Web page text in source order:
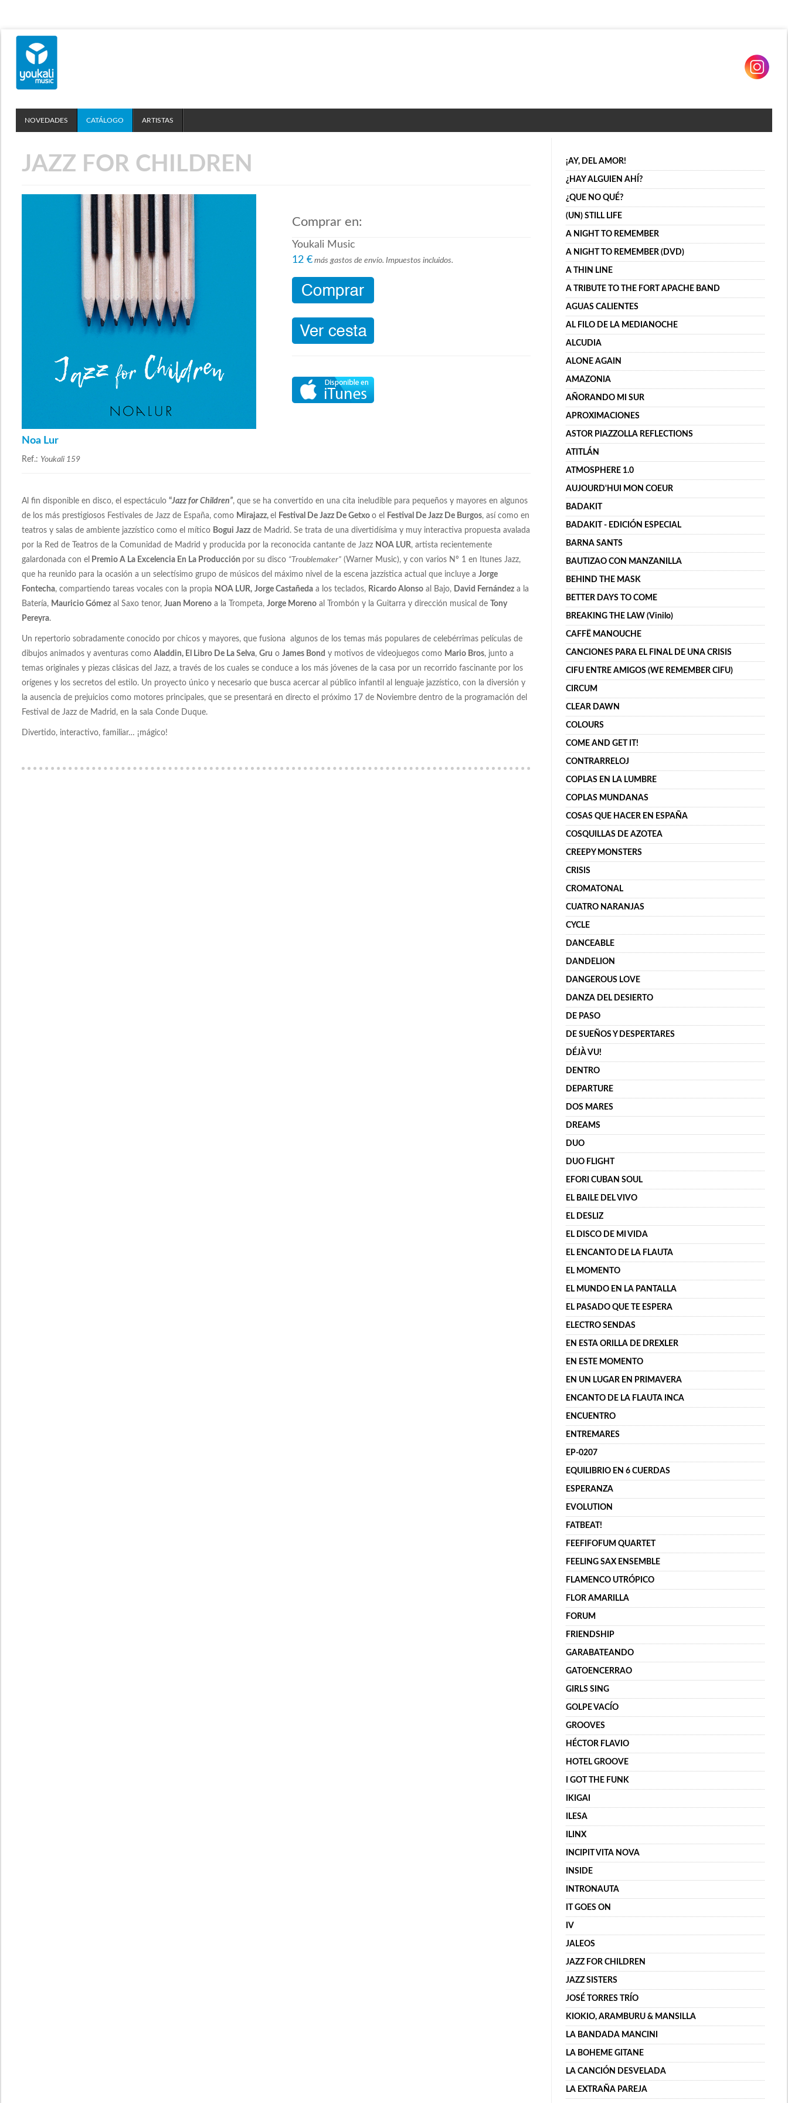
NOVEDADES CATÁLOGO ARTISTAS
JAZZ FOR CHILDREN
Noa Lur
Ref.: Youkali 159
Comprar en:
Youkali Music
12 € más gastos de envío. Impuestos incluidos.
Al fin disponible en disco, el espectáculo “Jazz for Children”, que se ha convertido en una cita ineludible para pequeños y mayores en algunos
de los más prestigiosos Festivales de Jazz de España, como Mirajazz, el Festival De Jazz De Getxo o el Festival De Jazz De Burgos, así como en
teatros y salas de ambiente jazzístico como el mítico Bogui Jazz de Madrid. Se trata de una divertidísima y muy interactiva propuesta avalada
por la Red de Teatros de la Comunidad de Madrid y producida por la reconocida cantante de Jazz NOA LUR, artista recientemente
galardonada con el
Premio A La Excelencia En La Producción por su disco “Troublemaker” (Warner Music), y con varios Nº 1 en Itunes Jazz,
que ha reunido para la ocasión a un selectísimo grupo de músicos del máximo nivel de la escena jazzística actual que incluye a Jorge
Fontecha, compartiendo tareas vocales con la propia NOA LUR, Jorge Castañeda a los teclados, Ricardo Alonso al Bajo, David Fernández a la
Batería, Mauricio Gómez al Saxo tenor, Juan Moreno a la Trompeta, Jorge Moreno al Trombón y la Guitarra y dirección musical de
Tony
Pereyra.
Un repertorio sobradamente conocido por chicos y mayores, que fusiona algunos de los temas más populares de celebérrimas películas de
dibujos animados y aventuras como Aladdin, El Libro De La Selva, Gru o James Bond y motivos de videojuegos como Mario Bros, junto a
temas originales y piezas clásicas del Jazz, a través de los cuales se conduce a los más jóvenes de la casa por un recorrido fascinante por los
orígenes y los secretos del estilo. Un proyecto único y necesario que busca acercar al público infantil al lenguaje jazzístico, con la diversión y
la ausencia de prejuicios como motores principales, que se presentará en directo el próximo 17 de Noviembre dentro de la programación del
Festival de Jazz de Madrid, en la sala Conde Duque.
Divertido, interactivo, familiar… ¡mágico!
¡AY, DEL AMOR!
¿HAY ALGUIEN AHÍ?
¿QUE NO QUÉ?
(UN) STILL LIFE
A NIGHT TO REMEMBER
A NIGHT TO REMEMBER (DVD)
A THIN LINE
A TRIBUTE TO THE FORT APACHE BAND
AGUAS CALIENTES
AL FILO DE LA MEDIANOCHE
ALCUDIA
ALONE AGAIN
AMAZONIA
AÑORANDO MI SUR
APROXIMACIONES
ASTOR PIAZZOLLA REFLECTIONS
ATITLÁN
ATMOSPHERE 1.0
AUJOURD'HUI MON COEUR
BADAKIT
BADAKIT - EDICIÓN ESPECIAL
BARNA SANTS
BAUTIZAO CON MANZANILLA
BEHIND THE MASK
BETTER DAYS TO COME
BREAKING THE LAW (Vinilo)
CAFFË MANOUCHE
CANCIONES PARA EL FINAL DE UNA CRISIS
CIFU ENTRE AMIGOS (WE REMEMBER CIFU)
CIRCUM
CLEAR DAWN
COLOURS
COME AND GET IT!
CONTRARRELOJ
COPLAS EN LA LUMBRE
COPLAS MUNDANAS
COSAS QUE HACER EN ESPAÑA
COSQUILLAS DE AZOTEA
CREEPY MONSTERS
CRISIS
CROMATONAL
CUATRO NARANJAS
CYCLE
DANCEABLE
DANDELION
DANGEROUS LOVE
DANZA DEL DESIERTO
DE PASO
DE SUEÑOS Y DESPERTARES
DÉJÀ VU!
DENTRO
DEPARTURE
DOS MARES
DREAMS
DUO
DUO FLIGHT
EFORI CUBAN SOUL
EL BAILE DEL VIVO
EL DESLIZ
EL DISCO DE MI VIDA
EL ENCANTO DE LA FLAUTA
EL MOMENTO
EL MUNDO EN LA PANTALLA
EL PASADO QUE TE ESPERA
ELECTRO SENDAS
EN ESTA ORILLA DE DREXLER
EN ESTE MOMENTO
EN UN LUGAR EN PRIMAVERA
ENCANTO DE LA FLAUTA INCA
ENCUENTRO
ENTREMARES
EP-0207
EQUILIBRIO EN 6 CUERDAS
ESPERANZA
EVOLUTION
FATBEAT!
FEEFIFOFUM QUARTET
FEELING SAX ENSEMBLE
FLAMENCO UTRÓPICO
FLOR AMARILLA
FORUM
FRIENDSHIP
GARABATEANDO
GATOENCERRAO
GIRLS SING
GOLPE VACÍO
GROOVES
HÉCTOR FLAVIO
HOTEL GROOVE
I GOT THE FUNK
IKIGAI
ILESA
ILINX
INCIPIT VITA NOVA
INSIDE
INTRONAUTA
IT GOES ON
IV
JALEOS
JAZZ FOR CHILDREN
JAZZ SISTERS
JOSÉ TORRES TRÍO
KIOKIO, ARAMBURU & MANSILLA
LA BANDADA MANCINI
LA BOHEME GITANE
LA CANCIÓN DESVELADA
LA EXTRAÑA PAREJA